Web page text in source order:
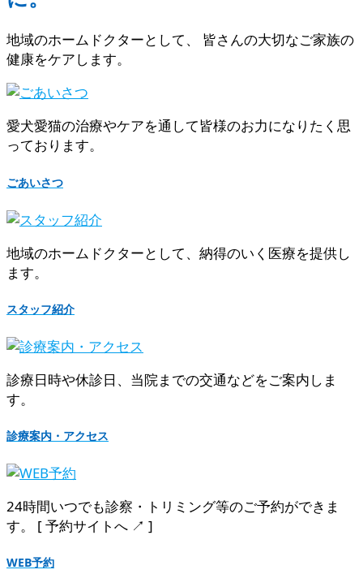
地域のホームドクターとして、 皆さんの大切なご家族の
健康をケアします。
愛犬愛猫の治療やケアを通して皆様のお力になりたく思
っております。
ごあいさつ
地域のホームドクターとして、納得のいく医療を提供し
ます。
スタッフ紹介
診療日時や休診日、当院までの交通などをご案内しま
す。
診療案内・アクセス
24時間いつでも診察・トリミング等のご予約ができま
す。 [ 予約サイトへ ↗︎ ]
WEB予約